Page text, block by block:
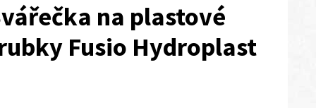
na plastové
Fusio Hydroplast